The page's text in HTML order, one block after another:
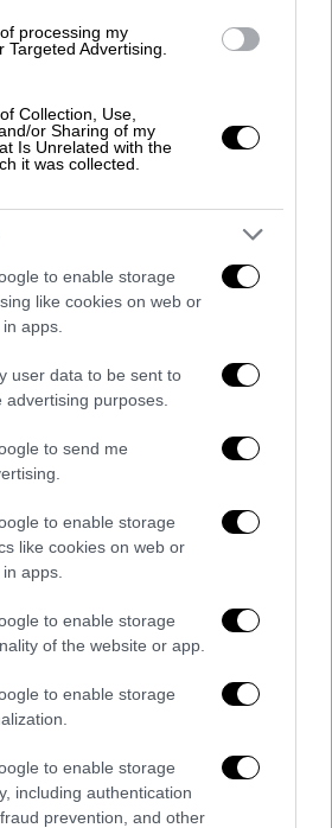
processing my
Targeted Advertising.
Collection, Use,
or Sharing of my
Is Unrelated with the
it was collected.
to enable storage
like cookies on web or
apps.
user data to be sent to
purposes.
to send me
to enable storage
like cookies on web or
apps.
to enable storage
of the website or app.
to enable storage
to enable storage
including authentication
prevention, and other
αγαθών και όχι
της ΓΣΕΕ
την απόφαση
προκήρυξε 24ωρη γενική
1η Μαΐου και
εργαζόμενους να
στις απεργιακές
2026 είναι μια
δεν είναι δεδομένο
διεκδίκηση.
για όσα χάθηκαν, αλλά
κατακτηθούν.
και να διαμορφωθεί το
σημειώνει η
ανακοίνωση, η ΓΣΕΕ